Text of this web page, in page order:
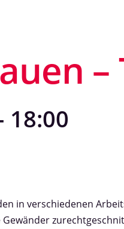
–
18:00
in verschiedenen